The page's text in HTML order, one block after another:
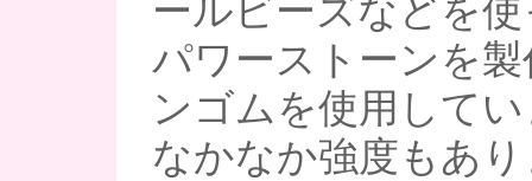
ールビーズなどを
パワーストーンを
ンゴムを使用して
なかなか強度もあ